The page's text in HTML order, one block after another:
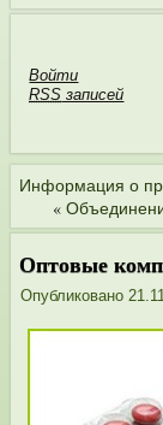
Войти
RSS записей
Информация о
«
Оптовые
Опубликовано